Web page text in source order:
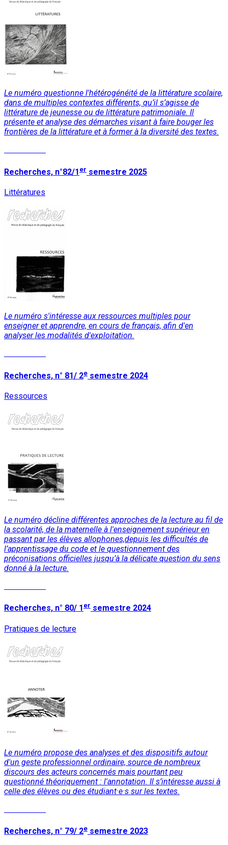
Le numéro questionne l'hétérogénéité de la littérature scolaire,
dans de multiples contextes différents, qu’il s’agisse de
littérature de jeunesse ou de littérature patrimoniale. Il
présente et analyse des démarches visant à faire bouger les
frontières de la littérature et à former à la diversité des textes.
Recherches, n°82/1 er semestre 2025
Littératures
Le numéro s'intéresse aux ressources multiples pour
enseigner et apprendre, en cours de français, afin d'en
analyser les modalités d'exploitation.
Recherches, n° 81/ 2e semestre 2024
Ressources
Le numéro décline différentes approches de la lecture au fil de
la scolarité, de la maternelle à l'enseignement supérieur en
passant par les élèves allophones,depuis les difficultés de
l’apprentissage du code et le questionnement des
préconisations officielles jusqu’à la délicate question du sens
donné à la lecture.
Recherches, n° 80/ 1 er semestre 2024
Pratiques de lecture
Le numéro propose des analyses et des dispositifs autour
d'un geste professionnel ordinaire, source de nombreux
discours des acteurs concernés mais pourtant peu
questionné théoriquement : l'annotation. Il s’intéresse aussi à
celle des élèves ou des étudiant·e·s sur les textes.
Recherches, n° 79/ 2e semestre 2023